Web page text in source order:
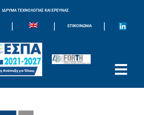
ΙΔΡΥΜΑ ΤΕΧΝΟΛΟΓΙΑΣ ΚΑΙ ΕΡΕΥΝΑΣ
| | ΕΠΙΚΟΙΝΩΝΊΑ |